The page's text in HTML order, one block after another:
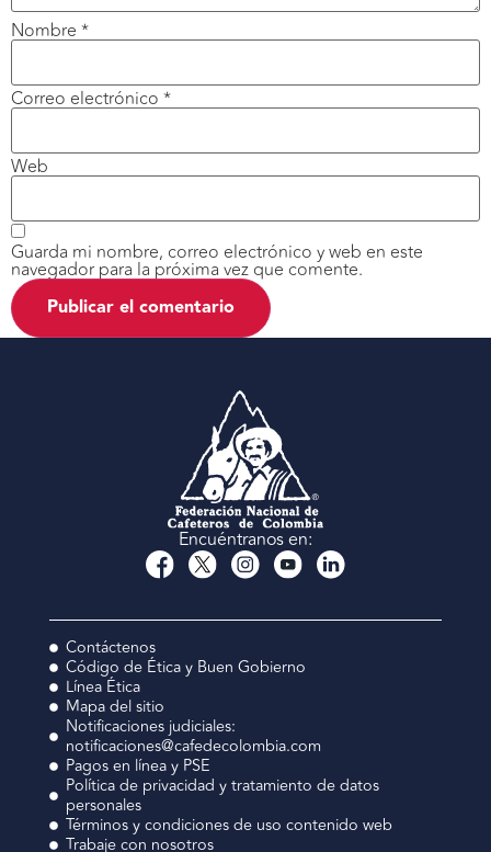
Nombre *
Correo electrónico *
Web
Guarda mi nombre, correo electrónico y web en este
navegador para la próxima vez que comente.
Encuéntranos en:
Contáctenos
Código de Ética y Buen Gobierno
Línea Ética
Mapa del sitio
Notificaciones judiciales:
notificaciones@cafedecolombia.com
Pagos en línea y PSE
Política de privacidad y tratamiento de datos
personales
Términos y condiciones de uso contenido web
Trabaje con nosotros